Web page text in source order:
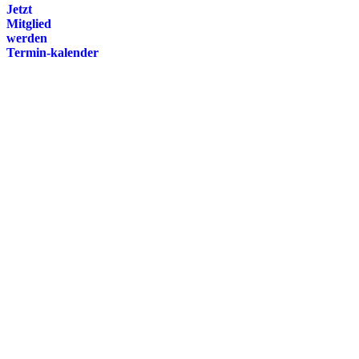
Jetzt
Mitglied
werden
Termin-kalender